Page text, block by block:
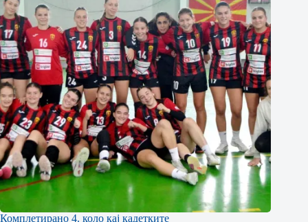
Комплетирано 4. коло кај кадетките